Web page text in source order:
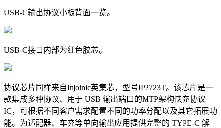
USB-C输出协议小板背面一览。
USB-C接口内部为红色胶芯。
协议芯片同样来自Injoinic英集芯，型号IP2723T。该芯片是一
款集成多种协议、用于 USB 输出端口的MTP架构快充协议
IC，可根据不同客户需求配置不同的功率分配以及其它拓展功
能。为适配器、车充等单向输出应用提供完整的 TYPE-C 解